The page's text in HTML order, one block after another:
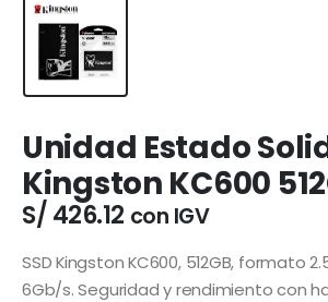
Unidad Estado
Kingston KC600
S/ 426.12 con IGV
SSD Kingston KC600, 512GB, formato
6Gb/s. Seguridad y rendimiento con